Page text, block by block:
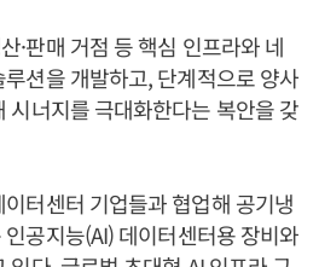
·판매 거점 등 핵심 인프라와 네
션을 개발하고, 단계적으로 양사
시너지를 극대화한다는 복안을 갖
터센터 기업들과 협업해 공기냉
공지능(AI) 데이터센터용 장비와